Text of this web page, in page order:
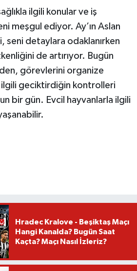
ilgili konular ve iş
meşgul ediyor. Ay’ın Aslan
seni detaylara odaklanırken
de artırıyor. Bugün
görevlerini organize
ilgili geciktirdiğin kontrolleri
bir gün. Evcil hayvanlarla ilgili
Hradec Kralove - Beşiktaş Maçı
Hangi Kanalda? Bugün Saat
Kaçta? Maçı Nasıl İzleriz?